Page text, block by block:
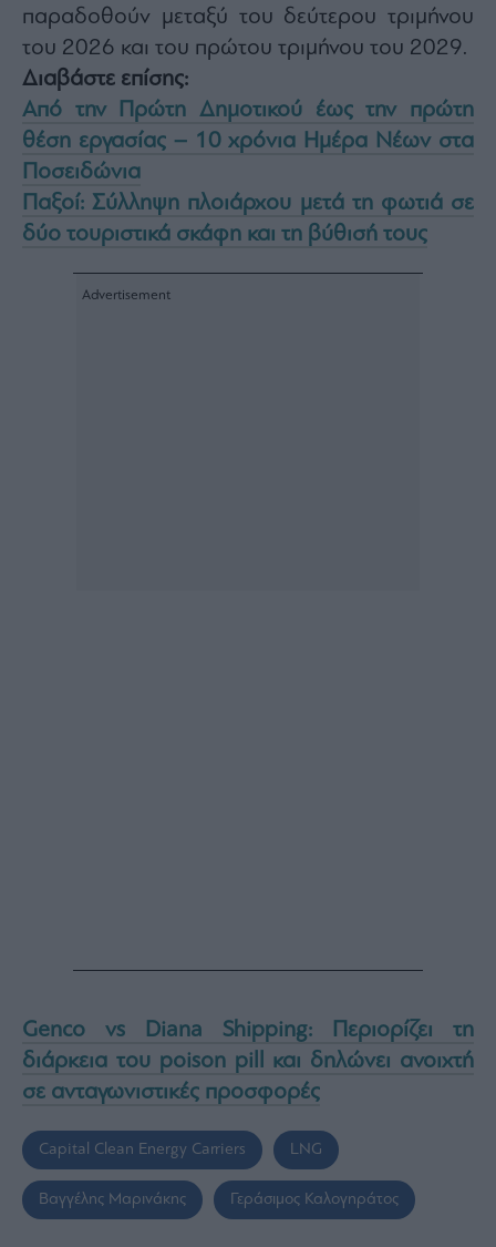
παραδοθούν μεταξύ του δεύτερου τριμήνου
του 2026 και του πρώτου τριμήνου του 2029.
Διαβάστε επίσης:
Από την Πρώτη Δημοτικού έως την πρώτη
θέση εργασίας – 10 χρόνια Ημέρα Νέων στα
Ποσειδώνια
Παξοί: Σύλληψη πλοιάρχου μετά τη φωτιά σε
δύο τουριστικά σκάφη και τη βύθισή τους
Genco vs Diana Shipping: Περιορίζει τη
διάρκεια του poison pill και δηλώνει ανοιχτή
σε ανταγωνιστικές προσφορές
Capital Clean Energy Carriers LNG
Βαγγέλης Μαρινάκης Γεράσιμος Καλογηράτος